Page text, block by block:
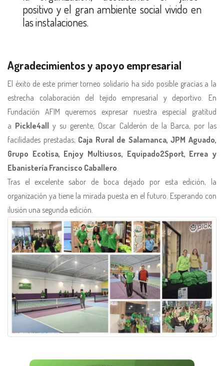
positivo y el gran ambiente social vivido en
las instalaciones.
Agradecimientos y apoyo empresarial
El éxito de este primer torneo solidario ha sido posible gracias a la
estrecha colaboración del tejido empresarial y deportivo. En
Fundación AFIM queremos expresar nuestra especial gratitud
a Pickle4all y su gerente, Oscar Calderón de la Barca, por las
facilidades prestadas; Caja Rural de Salamanca, JPM Aguado,
Grupo Ecotisa, Enjoy Multiusos, Equipado2Sport, Errea y
Ebanistería Francisco Caballero.
Tras el excelente sabor de boca dejado por esta edición, la
organización ya tiene la mirada puesta en el futuro. Esperando con
ilusión una segunda edición.